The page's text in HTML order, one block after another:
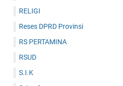
RELIGI
Reses DPRD Provinsi
RS PERTAMINA
RSUD
S.I.K